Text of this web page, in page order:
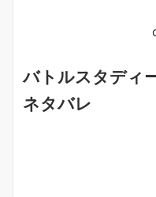
バトルスタディ
ネタバレ